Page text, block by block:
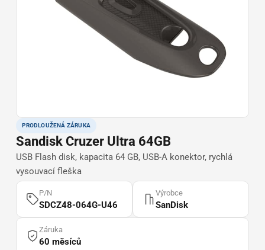
PRODLOUŽENÁ ZÁRUKA
Sandisk Cruzer Ultra 64GB
USB Flash disk, kapacita 64 GB, USB-A konektor, rychlá
vysouvací fleška
P/N
SDCZ48-064G-U46
Výrobce
SanDisk
Záruka
60 měsíců